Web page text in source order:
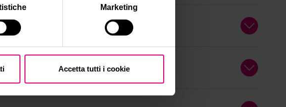
Marketing
Accetta tutti i cookie